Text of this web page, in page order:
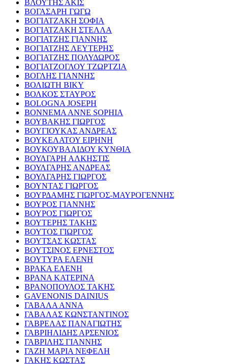
ΒΛΟΥΤΗΣ ΑΚΙΣ
ΒΟΓΑΣΑΡΗ ΓΩΓΩ
ΒΟΓΙΑΤΖΑΚΗ ΣΟΦΙΑ
ΒΟΓΙΑΤΖΑΚΗ ΣΤΕΛΛΑ
ΒΟΓΙΑΤΖΗΣ ΓΙΑΝΝΗΣ
ΒΟΓΙΑΤΖΗΣ ΛΕΥΤΕΡΗΣ
ΒΟΓΙΑΤΖΗΣ ΠΟΛΥΔΩΡΟΣ
ΒΟΓΙΑΤΖΟΓΛΟΥ ΤΖΩΡΤΖΙΑ
ΒΟΓΛΗΣ ΓΙΑΝΝΗΣ
ΒΟΛΙΩΤΗ ΒΙΚΥ
ΒΟΛΚΟΣ ΣΤΑΥΡΟΣ
BOLOGNA JOSEPH
BONNEMA ANNE SOPHIA
ΒΟΥΒΑΚΗΣ ΓΙΩΡΓΟΣ
ΒΟΥΓΙΟΥΚΑΣ ΑΝΔΡΕΑΣ
ΒΟΥΚΕΛΑΤΟΥ ΕΙΡΗΝΗ
ΒΟΥΚΟΥΒΑΛΙΔΟΥ ΚΥΝΘΙΑ
ΒΟΥΛΓΑΡΗ ΑΛΚΗΣΤΙΣ
ΒΟΥΛΓΑΡΗΣ ΑΝΔΡΕΑΣ
ΒΟΥΛΓΑΡΗΣ ΓΙΩΡΓΟΣ
ΒΟΥΝΤΑΣ ΓΙΩΡΓΟΣ
ΒΟΥΡΔΑΜΗΣ ΓΙΩΡΓΟΣ-ΜΑΥΡΟΓΕΝΝΗΣ
ΒΟΥΡΟΣ ΓΙΑΝΝΗΣ
ΒΟΥΡΟΣ ΓΙΩΡΓΟΣ
ΒΟΥΤΕΡΗΣ ΤΑΚΗΣ
ΒΟΥΤΟΣ ΓΙΩΡΓΟΣ
ΒΟΥΤΣΑΣ ΚΩΣΤΑΣ
ΒΟΥΤΣΙΝΟΣ ΕΡΝΕΣΤΟΣ
ΒΟΥΤΥΡΑ ΕΛΕΝΗ
ΒΡΑΚΑ ΕΛΕΝΗ
ΒΡΑΝΑ ΚΑΤΕΡΙΝΑ
ΒΡΑΝΟΠΟΥΛΟΣ ΤΑΚΗΣ
GAVENONIS DAINIUS
ΓΑΒΑΛΑ ΑΝΝΑ
ΓΑΒΑΛΑΣ ΚΩΝΣΤΑΝΤΙΝΟΣ
ΓΑΒΡΕΛΑΣ ΠΑΝΑΓΙΩΤΗΣ
ΓΑΒΡΙΗΛΙΔΗΣ ΑΡΣΕΝΙΟΣ
ΓΑΒΡΙΛΗΣ ΓΙΑΝΝΗΣ
ΓΑΖΗ ΜΑΡΙΑ ΝΕΦΕΛΗ
ΓΑΚΗΣ ΚΩΣΤΑΣ